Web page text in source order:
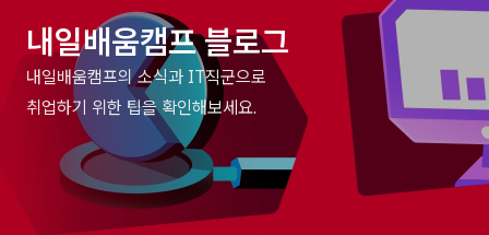
내일배움캠프 블로그
내일배움캠프의 소식과 IT직군으로
취업하기 위한 팁을 확인해보세요.